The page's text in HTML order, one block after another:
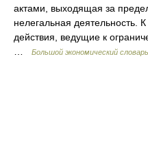
актами, выходящая за
нелегальная деятельность.
действия, ведущие к
Большой экономический словарь